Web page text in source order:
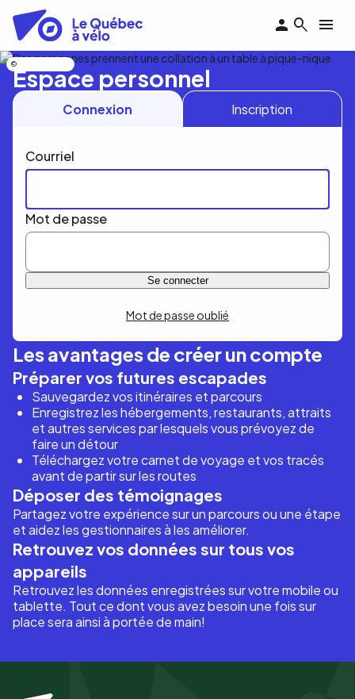
contenu
principal
Espace personnel
Connexion Inscription
Courriel
Mot de passe
Mot de passe oublié
Les avantages de créer un compte
Préparer vos futures escapades
Sauvegardez vos itinéraires et parcours
Enregistrez les hébergements, restaurants, attraits
et autres services par lesquels vous prévoyez de
faire un détour
Téléchargez votre carnet de voyage et vos tracés
avant de partir sur les routes
Déposer des témoignages
Partagez votre expérience sur un parcours ou une étape
et aidez les gestionnaires à les améliorer.
Retrouvez vos données sur tous vos
appareils
Retrouvez les données enregistrées sur votre mobile ou
tablette. Tout ce dont vous avez besoin une fois sur
place sera ainsi à portée de main!